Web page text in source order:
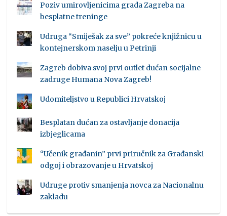
Poziv umirovljenicima grada Zagreba na
besplatne treninge
Udruga “Smiješak za sve” pokreće knjižnicu u
kontejnerskom naselju u Petrinji
Zagreb dobiva svoj prvi outlet dućan socijalne
zadruge Humana Nova Zagreb!
Udomiteljstvo u Republici Hrvatskoj
Besplatan dućan za ostavljanje donacija
izbjeglicama
“Učenik građanin” prvi priručnik za Građanski
odgoj i obrazovanje u Hrvatskoj
Udruge protiv smanjenja novca za Nacionalnu
zakladu